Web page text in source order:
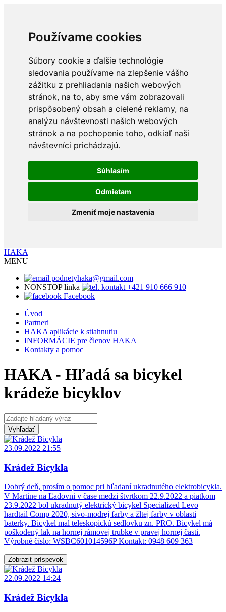
Používame cookies
Súbory cookie a ďalšie technológie
sledovania používame na zlepšenie vášho
zážitku z prehliadania našich webových
stránok, na to, aby sme vám zobrazovali
prispôsobený obsah a cielené reklamy, na
analýzu návštevnosti našich webových
stránok a na pochopenie toho, odkiaľ naši
návštevníci prichádzajú.
Súhlasím
Odmietam
Zmeniť moje nastavenia
HAKA
MENU
podnetyhaka@gmail.com
NONSTOP linka
+421 910 666 910
Facebook
Úvod
Partneri
HAKA aplikácie k stiahnutiu
INFORMÁCIE pre členov HAKA
Kontakty a pomoc
HAKA - Hľadá sa bicykel
krádeže bicyklov
23.09.2022 21:55
Krádež Bicykla
Dobrý deň, prosím o pomoc pri hľadaní ukradnutého elektrobicykla.
V Martine na Ľadovni v čase medzi štvrtkom 22.9.2022 a piatkom
23.9.2022 bol ukradnutý elektrický bicykel Specialized Levo
hardtail Comp 2020, sivo-modrej farby a žltej farby v oblasti
baterky. Bicykel mal teleskopickú sedlovku zn. PRO. Bicykel má
poškodený lak na hornej rámovej trubke v pravej hornej časti.
Výrobné číslo: WSBC601014596P Kontakt: 0948 609 363
Zobraziť príspevok
22.09.2022 14:24
Krádež Bicykla